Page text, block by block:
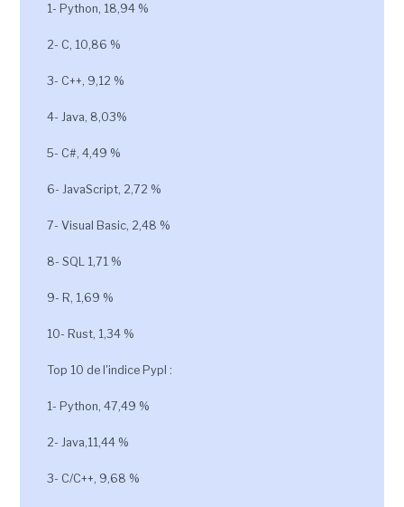
1- Python, 18,94 %
2- C, 10,86 %
3- C++, 9,12 %
4- Java, 8,03%
5- C#, 4,49 %
6- JavaScript, 2,72 %
7- Visual Basic, 2,48 %
8- SQL 1,71 %
9- R, 1,69 %
10- Rust, 1,34 %
Top 10 de l'indice Pypl :
1- Python, 47,49 %
2- Java,11,44 %
3- C/C++, 9,68 %